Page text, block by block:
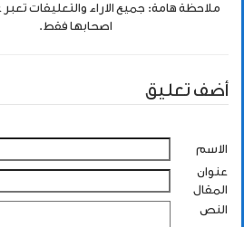
ملاحظة هامة: جميع الاراء والتعليقات
اصحابها فقط.
أضف تعليق
الاسم
عنوان
المقال
النص